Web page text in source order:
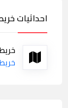
احداثيات